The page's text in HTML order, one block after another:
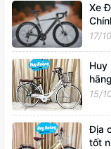
Xe
17/
Huy
15/
Địa
tốt